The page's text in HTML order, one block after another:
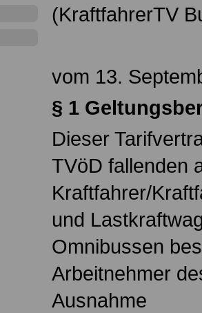
(KraftfahrerTV
vom 13.
§ 1
Dieser
TVöD fallenden
Kraftfahrer/
und
Omnibussen
Arbeitnehmer
Ausnahme